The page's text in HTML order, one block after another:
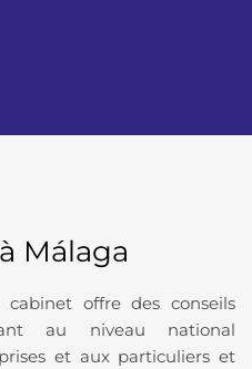
Málaga
offre des conseils
au niveau national
et aux particuliers et